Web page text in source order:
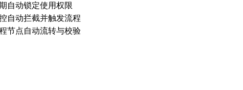
自动锁定使用权限
自动拦截并触发流程
节点自动流转与校验